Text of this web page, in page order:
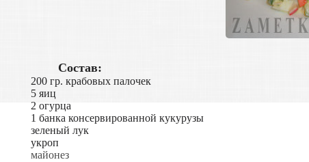
Состав:
200 гр. крабовых палочек
5 яиц
2 огурца
1 банка консервированной кукурузы
зеленый лук
укроп
майонез